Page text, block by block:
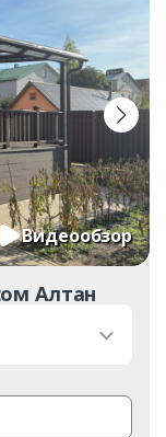
Видеообзор
Алтан